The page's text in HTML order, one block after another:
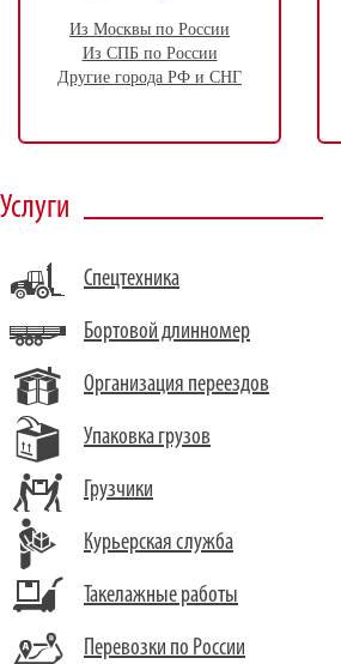
Из Москвы по России
Из СПБ по России
Другие города РФ и СНГ
Услуги
Спецтехника
Бортовой длинномер
Организация переездов
Упаковка грузов
Грузчики
Курьерская служба
Такелажные работы
Перевозки по России